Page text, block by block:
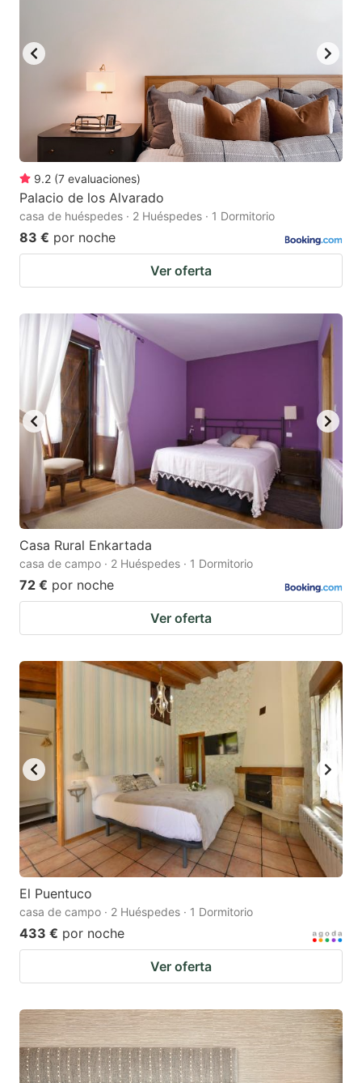
9.2 (7 evaluaciones)
Palacio de los Alvarado
casa de huéspedes · 2 Huéspedes · 1 Dormitorio
83 € por noche
Ver oferta
Casa Rural Enkartada
casa de campo · 2 Huéspedes · 1 Dormitorio
72 € por noche
Ver oferta
El Puentuco
casa de campo · 2 Huéspedes · 1 Dormitorio
433 € por noche
Ver oferta